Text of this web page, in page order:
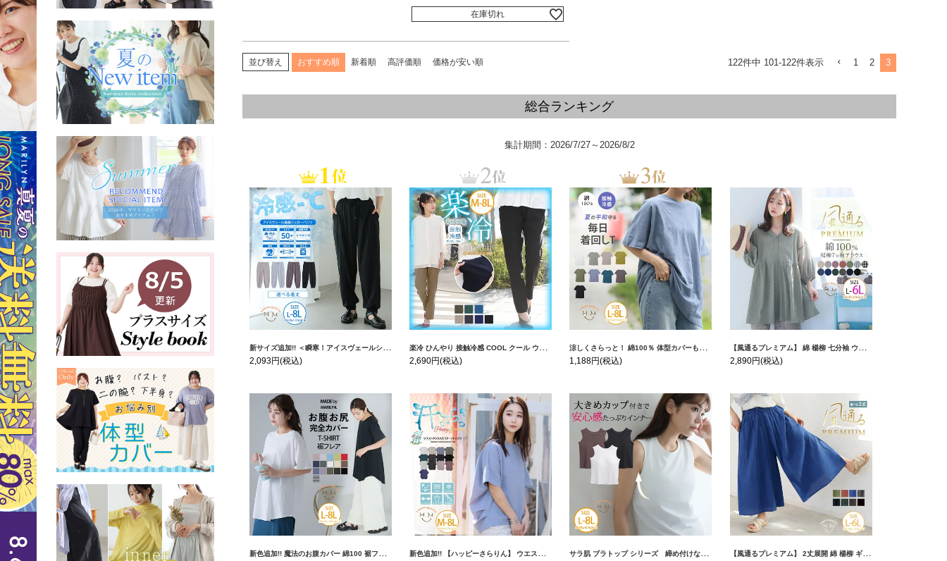
在庫切れ
並び替え おすすめ順 新着順 高評価順 価格が安い順 122件中 101 -122件表示 1 2 3
総合ランキング
集計期間：2026/7/27～2026/8/2
新サイズ追加!! ＜瞬寒！アイスヴェールシリーズ＞ 美脚 ジョガーパンツ 【ウェストゴム】 【ストレッチ】 | 大きいサイズの通販ならハッピーマリリン
2,093円(税込)
楽冷 ひんやり 接触冷感 COOL クール ウエストゴム 楽ちん ストレッチ 美脚 レギパン 【ストレッチ】 | 大きいサイズの通販ならハッピーマリリン
2,690円(税込)
涼しくさらっと！ 綿100％ 体型カバーもお洒落も叶える 風合いコットン ゆるシルエット ドルマン | 大きいサイズの通販ならハッピーマリリン
1,188円(税込)
【風通るプレミアム】 綿 楊柳 七分袖 ウエストギャザー ブラウス | 大きいサイズの通販ならハッピーマリリン
2,890円(税込)
新色追加!! 魔法のお腹カバー 綿100 裾フレア Tシャツ | 大きいサイズの通販ならハッピーマリリン 新色追加!! 【ハッピーさらりん】 ウエストタック入り スッキリ魅せ コクーントップス | 大きいサイズの通販ならハッピーマリリン サラ肌 ブラトップ シリーズ 締め付けない リブ タンクトップ | 大きいサイズの通販ならハッピーマリリン 【風通るプレミアム】 2丈展開 綿 楊柳 ギャザー フレア スカンツ 【ウェストゴム】 | 大きいサイズの通販ならハッピーマリリン